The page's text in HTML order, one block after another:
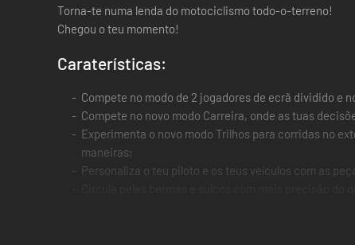
Torna-te numa lenda do motociclismo todo-o-terreno!
Chegou o teu momento!
Caraterísticas:
Compete no modo de 2 jogadores de ecrã dividido e
Compete no novo modo Carreira, onde as tuas
Experimenta o novo modo Trilhos para corridas no
maneiras;
Personaliza o teu piloto e os teus veículos com as